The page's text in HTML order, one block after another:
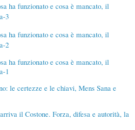
ha funzionato e cosa è mancato, il
3
ha funzionato e cosa è mancato, il
2
ha funzionato e cosa è mancato, il
1
le certezze e le chiavi, Mens Sana e
il Costone. Forza, difesa e autorità, la